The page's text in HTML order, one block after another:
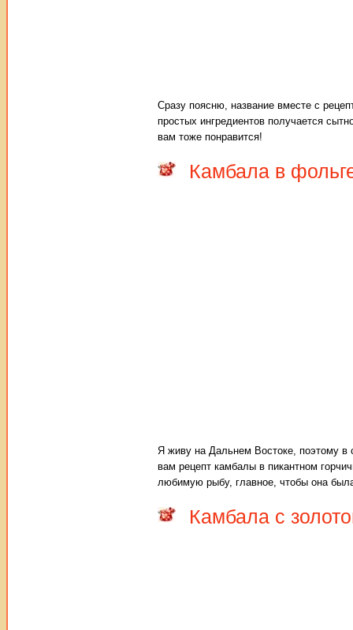
Сразу поясню, название вместе с
простых ингредиентов получается
вам тоже понравится!
Камбала в
Я живу на Дальнем Востоке, поэтому в
вам рецепт камбалы в пикантном
любимую рыбу, главное, чтобы она
Камбала с